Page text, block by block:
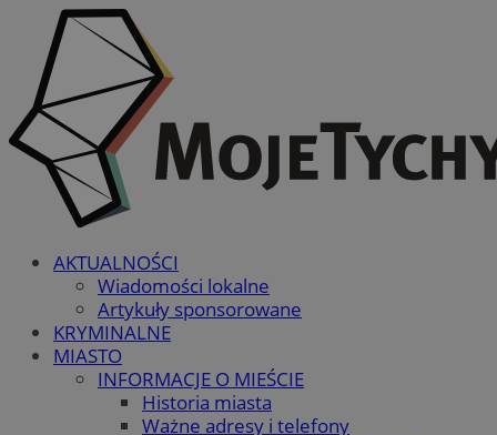
AKTUALNOŚCI
Wiadomości lokalne
Artykuły sponsorowane
KRYMINALNE
MIASTO
INFORMACJE O MIEŚCIE
Historia miasta
Ważne adresy i telefony